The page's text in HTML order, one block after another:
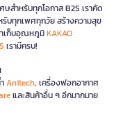
ำหรับทุกโอกาส B2S เราคัด
รับทุกเพศทุกวัย สร้างความสุข
าเก็บอุณหภูมิKAKAO
เรามีครบ!
Anitech, เครื่องฟอกอากาศ
และสินค้าอื่น ๆ อีกมากมาย